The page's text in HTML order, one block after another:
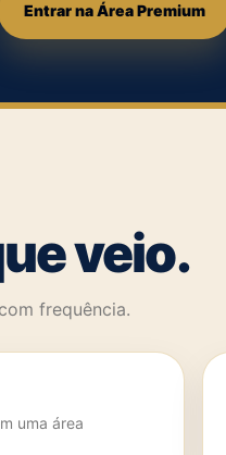
Entrar na Área Premium
veio.
frequência.
uma área